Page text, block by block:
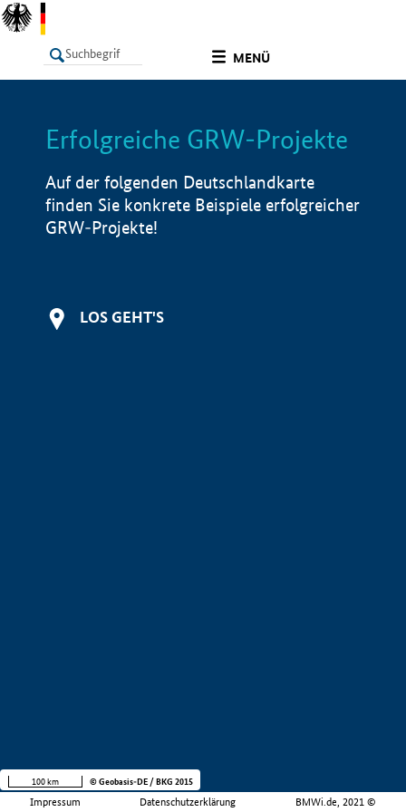
MENÜ
LISTE Info
Erfolgreiche GRW-Projekte
Auf der folgenden Deutschlandkarte
finden Sie konkrete Beispiele erfolgreicher
GRW-Projekte!
LOS GEHT'S
Impressum Datenschutzerklärung BMWi.de, 2021 ©
100 km © Geobasis-DE / BKG 2015